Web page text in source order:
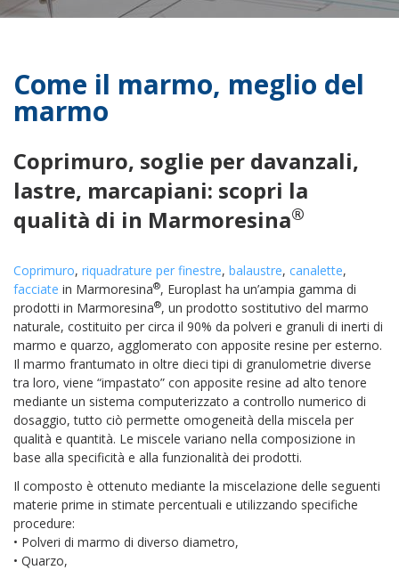
Come il marmo, meglio del
marmo
Coprimuro, soglie per davanzali,
lastre, marcapiani: scopri la
qualità di in Marmoresina®
Coprimuro, riquadrature per finestre, balaustre, canalette,
facciate in Marmoresina®, Europlast ha un’ampia gamma di
prodotti in Marmoresina®, un prodotto sostitutivo del marmo
naturale, costituito per circa il 90% da polveri e granuli di inerti di
marmo e quarzo, agglomerato con apposite resine per esterno.
Il marmo frantumato in oltre dieci tipi di granulometrie diverse
tra loro, viene “impastato” con apposite resine ad alto tenore
mediante un sistema computerizzato a controllo numerico di
dosaggio, tutto ciò permette omogeneità della miscela per
qualità e quantità. Le miscele variano nella composizione in
base alla specificità e alla funzionalità dei prodotti.
Il composto è ottenuto mediante la miscelazione delle seguenti
materie prime in stimate percentuali e utilizzando specifiche
procedure:
• Polveri di marmo di diverso diametro,
• Quarzo,